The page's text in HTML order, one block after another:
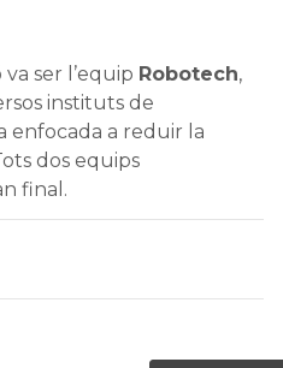
ser l’equip Robotech,
instituts de
enfocada a reduir la
dos equips
final.